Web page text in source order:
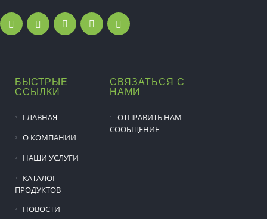
БЫСТРЫЕ
ССЫЛКИ
ГЛАВНАЯ
О КОМПАНИИ
НАШИ УСЛУГИ
КАТАЛОГ
ПРОДУКТОВ
НОВОСТИ
СВЯЗАТЬСЯ С
НАМИ
ОТПРАВИТЬ НАМ
СООБЩЕНИЕ